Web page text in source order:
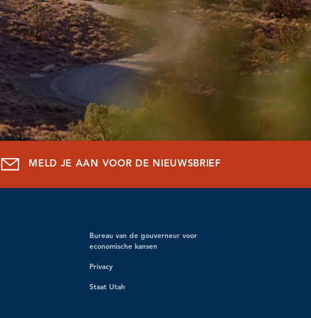
MELD JE AAN VOOR DE NIEUWSBRIEF
Bureau van de gouverneur voor
economische kansen
Privacy
Staat Utah